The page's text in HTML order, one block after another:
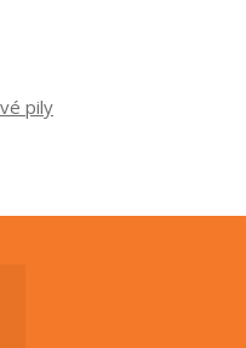
pily